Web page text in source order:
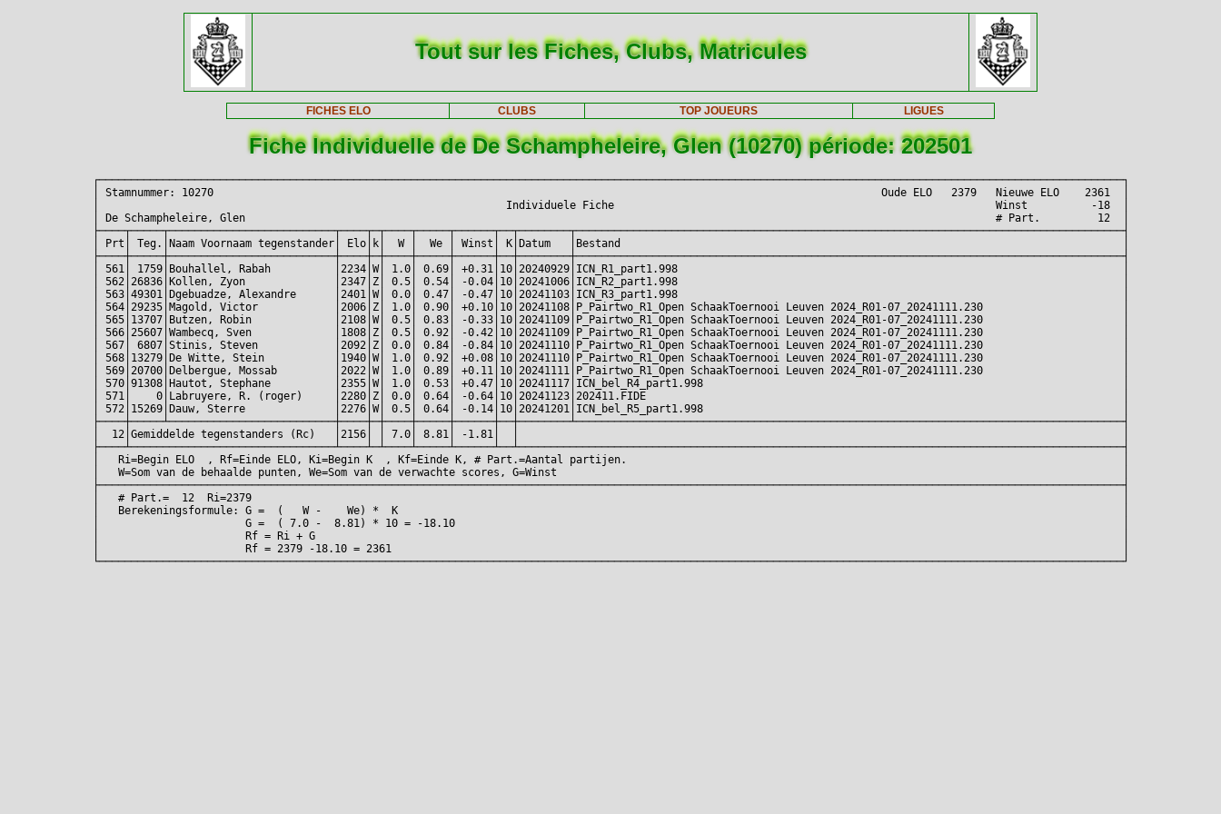
Tout sur les Fiches, Clubs, Matricules
FICHES ELO CLUBS TOP JOUEURS LIGUES
Fiche Individuelle de De Schampheleire, Glen (10270) période: 202501
┌─────────────────────────────────────────────────────────────────────────────────────────────────────────────────────────────────────────────────────────────────┐
│ Stamnummer: 10270                                                                                                         Oude ELO   2379   Nieuwe ELO    2361  │
│                                                                Individuele Fiche                                                            Winst          -18  │
│ De Schampheleire, Glen                                                                                                                      # Part.         12  │
├────┬─────┬──────────────────────────┬────┬─┬────┬─────┬──────┬──┬────────┬──────────────────────────────────────────────────────────────────────────────────────┤
│ Prt│ Teg.│Naam Voornaam tegenstander│ Elo│k│  W │  We │ Winst│ K│Datum   │Bestand                                                                               │
├────┼─────┼──────────────────────────┼────┼─┼────┼─────┼──────┼──┼────────┼──────────────────────────────────────────────────────────────────────────────────────┤
│ 561│ 1759│Bouhallel, Rabah          │2234│W│ 1.0│ 0.69│ +0.31│10│20240929│ICN_R1_part1.998                                                                      │
│ 562│26836│Kollen, Zyon              │2347│Z│ 0.5│ 0.54│ -0.04│10│20241006│ICN_R2_part1.998                                                                      │
│ 563│49301│Dgebuadze, Alexandre      │2401│W│ 0.0│ 0.47│ -0.47│10│20241103│ICN_R3_part1.998                                                                      │
│ 564│29235│Magold, Victor            │2006│Z│ 1.0│ 0.90│ +0.10│10│20241108│P_Pairtwo_R1_Open SchaakToernooi Leuven 2024_R01-07_20241111.230                      │
│ 565│13707│Butzen, Robin             │2108│W│ 0.5│ 0.83│ -0.33│10│20241109│P_Pairtwo_R1_Open SchaakToernooi Leuven 2024_R01-07_20241111.230                      │
│ 566│25607│Wambecq, Sven             │1808│Z│ 0.5│ 0.92│ -0.42│10│20241109│P_Pairtwo_R1_Open SchaakToernooi Leuven 2024_R01-07_20241111.230                      │
│ 567│ 6807│Stinis, Steven            │2092│Z│ 0.0│ 0.84│ -0.84│10│20241110│P_Pairtwo_R1_Open SchaakToernooi Leuven 2024_R01-07_20241111.230                      │
│ 568│13279│De Witte, Stein           │1940│W│ 1.0│ 0.92│ +0.08│10│20241110│P_Pairtwo_R1_Open SchaakToernooi Leuven 2024_R01-07_20241111.230                      │
│ 569│20700│Delbergue, Mossab         │2022│W│ 1.0│ 0.89│ +0.11│10│20241111│P_Pairtwo_R1_Open SchaakToernooi Leuven 2024_R01-07_20241111.230                      │
│ 570│91308│Hautot, Stephane          │2355│W│ 1.0│ 0.53│ +0.47│10│20241117│ICN_bel_R4_part1.998                                                                  │
│ 571│    0│Labruyere, R. (roger)     │2280│Z│ 0.0│ 0.64│ -0.64│10│20241123│202411.FIDE                                                                           │
│ 572│15269│Dauw, Sterre              │2276│W│ 0.5│ 0.64│ -0.14│10│20241201│ICN_bel_R5_part1.998                                                                  │
├────┼─────┴──────────────────────────┼────┼─┼────┼─────┼──────┼──┼────────┴──────────────────────────────────────────────────────────────────────────────────────┤
│  12│Gemiddelde tegenstanders (Rc)   │2156│ │ 7.0│ 8.81│ -1.81│  │                                                                                               │
├────┴────────────────────────────────┴────┴─┴────┴─────┴──────┴──┴───────────────────────────────────────────────────────────────────────────────────────────────┤
│   Ri=Begin ELO  , Rf=Einde ELO, Ki=Begin K  , Kf=Einde K, # Part.=Aantal partijen.                                                                              │
│   W=Som van de behaalde punten, We=Som van de verwachte scores, G=Winst                                                                                         │
├─────────────────────────────────────────────────────────────────────────────────────────────────────────────────────────────────────────────────────────────────┤
│   # Part.=  12  Ri=2379                                                                                                                                         │
│   Berekeningsformule: G =  (   W -    We) *  K                                                                                                                  │
│                       G =  ( 7.0 -  8.81) * 10 = -18.10                                                                                                         │
│                       Rf = Ri + G                                                                                                                               │
│                       Rf = 2379 -18.10 = 2361                                                                                                                   │